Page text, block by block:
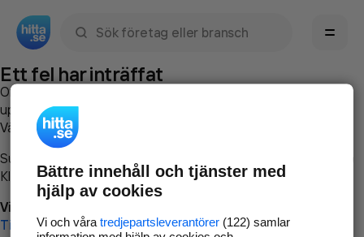
Ett fel har inträffat
Om du vill kan du
uppstod så att vi lättare och snabbare kan avhjälpa det.
Vänligen försök med följande:
Surfa till
Klicka påTillbaka-knappen i webbläsaren och försök igen
Vi beklagar besväret!
Till startsidan
Bättre innehåll och tjänster med
hjälp av cookies
Vi och våra tredjepartsleverantörer(122) samlar